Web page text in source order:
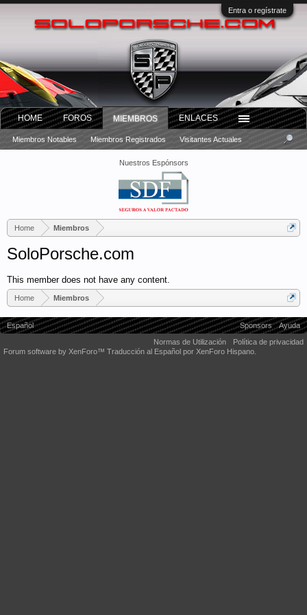
Entra o regístrate
Nuestros Espónsors
Home Miembros
SoloPorsche.com
This member does not have any content.
Home Miembros
HOME FOROS MIEMBROS
Miembros Notables Miembros Registrados Visitantes Actuales
ENLACES
Español Sponsors
Ayuda
Normas de Utilización
Política de privacidad
Forum software by XenForo™ Traducción al Español por XenForo Hispano.